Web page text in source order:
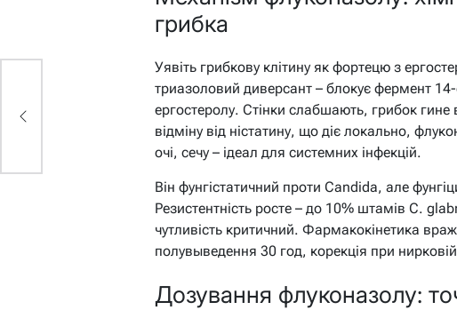
грибка
Уявіть грибкову клітину як фортецю з
триазоловий диверсант – блокує фермент
ергостеролу. Стінки слабшають, грибок гине
відміну від ністатину, що діє локально,
очі, сечу – ідеал для системних інфекцій.
Він фунгістатичний проти Candida, але
Резистентність росте – до 10% штамів C.
чутливість критичний. Фармакокінетика
полувыведення 30 год, корекція при
Дозування флуконазолу: